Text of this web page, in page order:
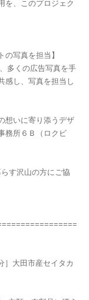
を、このプロジェク
の写真を担当】
多くの広告写真を手
感し、写真を担当し
想いに寄り添うデザ
務所６Ｂ（ロクビ
す沢山の方にご協
大田市産セイタカ
会社necco